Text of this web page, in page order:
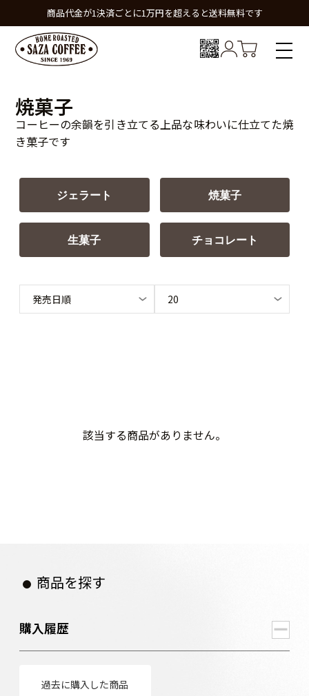
商品代金が1決済ごとに1万円を超えると送料無料です
焼菓子
コーヒーの余韻を引き立てる上品な味わいに仕立てた焼
き菓子です
ジェラート 焼菓子
生菓子 チョコレート
該当する商品がありません。
商品を探す
購入履歴
過去に購入した商品